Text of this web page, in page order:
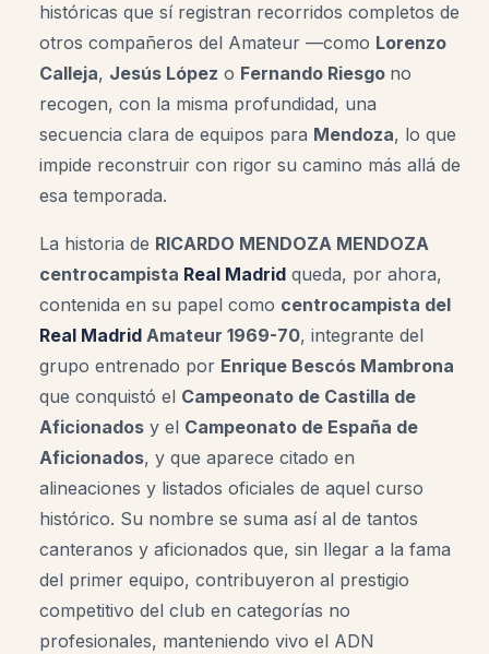
históricas que sí registran recorridos completos de
otros compañeros del Amateur —como Lorenzo
Calleja, Jesús López o Fernando Riesgo no
recogen, con la misma profundidad, una
secuencia clara de equipos para Mendoza, lo que
impide reconstruir con rigor su camino más allá de
esa temporada.
La historia de RICARDO MENDOZA MENDOZA
centrocampista Real Madrid queda, por ahora,
contenida en su papel como centrocampista del
Real Madrid Amateur 1969-70, integrante del
grupo entrenado por Enrique Bescós Mambrona
que conquistó el Campeonato de Castilla de
Aficionados y el Campeonato de España de
Aficionados, y que aparece citado en
alineaciones y listados oficiales de aquel curso
histórico. Su nombre se suma así al de tantos
canteranos y aficionados que, sin llegar a la fama
del primer equipo, contribuyeron al prestigio
competitivo del club en categorías no
profesionales, manteniendo vivo el ADN